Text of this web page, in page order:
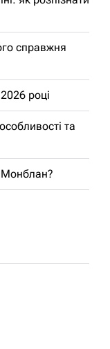
справжня
році
та